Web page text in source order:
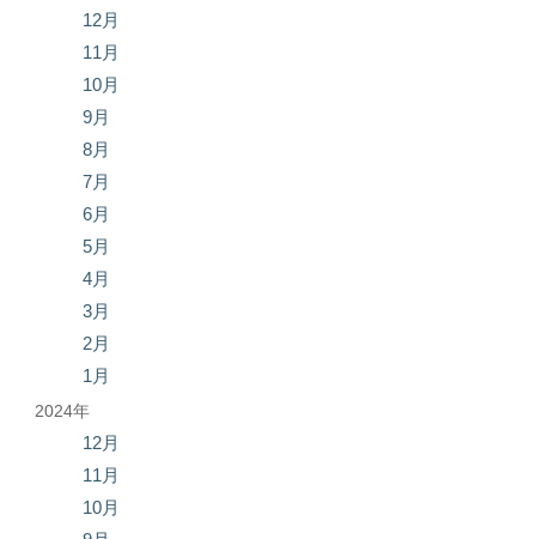
12月
11月
10月
9月
8月
7月
6月
5月
4月
3月
2月
1月
2024年
12月
11月
10月